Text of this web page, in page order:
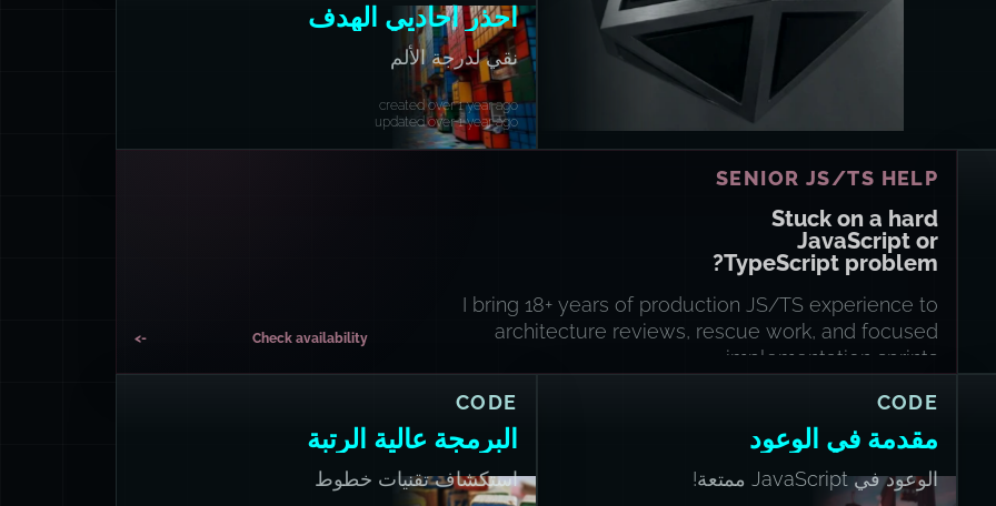
احذر أحاديي الهدف
نقي لدرجة الألم
created over 1 year ago
updated over 1 year ago
SENIOR JS/TS HELP
Stuck on a hard
JavaScript or
TypeScript problem?
I bring 18+ years of production JS/TS experience to
architecture reviews, rescue work, and focused
implementation sprints.
Check availability
->
CODE
مقدمة في الوعود
الوعود في JavaScript ممتعة!
CODE
البرمجة عالية الرتبة
استكشاف تقنيات خطوط